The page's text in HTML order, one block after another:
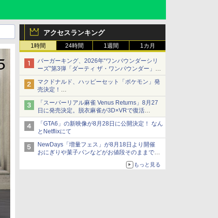
アクセスランキング
1時間 24時間 1週間 1カ月
バーガーキング、2026年“ワンパウンダーシリ
ーズ”第3弾「ダーティ ザ・ワンパウンダー」を
8月7日発売
「特製ガーリックマヨソース」を使用した超大
型チーズバーガー
マクドナルド、ハッピーセット「ポケモン」発
売決定！
ポケモン30周年記念で30匹が大集合
「スーパーリアル麻雀 Venus Returns」8月27
日に発売決定。脱衣麻雀が3D×VRで復活
発売から2週間は20%オフになるセールが実施
「GTA6」の新映像が8月28日に公開決定！ なん
とNetflixにて
NewDays「増量フェス」が8月18日より開催
おにぎりや菓子パンなどがお値段そのままで最
もっと見る